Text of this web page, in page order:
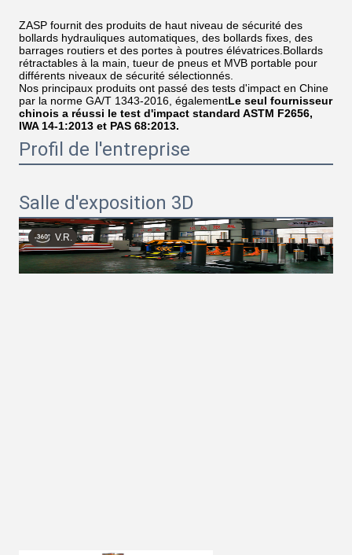
ZASP fournit des produits de haut niveau de sécurité des
bollards hydrauliques automatiques, des bollards fixes, des
barrages routiers et des portes à poutres élévatrices.Bollards
rétractables à la main, tueur de pneus et MVB portable pour
différents niveaux de sécurité sélectionnés.
Nos principaux produits ont passé des tests d'impact en Chine
par la norme GA/T 1343-2016, égalementLe seul fournisseur
chinois a réussi le test d'impact standard ASTM F2656,
IWA 14-1:2013 et PAS 68:2013.
Profil de l'entreprise
Salle d'exposition 3D
V.R.